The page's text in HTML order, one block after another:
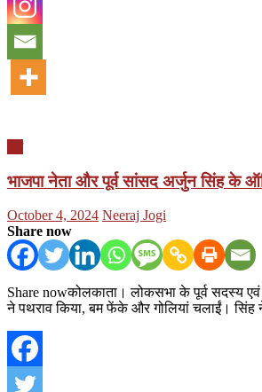
भाजपा नेता और पूर्व सांसद अर्जुन सिंह के
Posted
on
October 4, 2024 Author
Neeraj Jogi
Share now
Share nowकोलकाता। लोकसभा के पूर्व सदस्य
ने पथराव किया, बम फेंके और गोलियां चलाईं। सिंह